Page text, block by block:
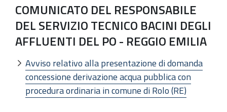
COMUNICATO DEL RESPONSABILE
DEL SERVIZIO TECNICO BACINI DEGLI
AFFLUENTI DEL PO - REGGIO EMILIA
Avviso relativo alla presentazione di domanda
concessione derivazione acqua pubblica con
procedura ordinaria in comune di Rolo (RE)